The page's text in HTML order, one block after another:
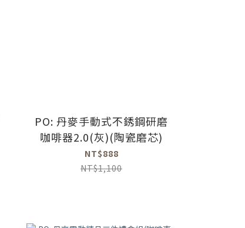
PO: 丹麥手動式不銹鋼研磨
咖啡器2.0(灰)(陶瓷磨芯)
NT$888
NT$1,100